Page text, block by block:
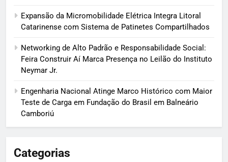
Expansão da Micromobilidade Elétrica Integra Litoral
Catarinense com Sistema de Patinetes Compartilhados
Networking de Alto Padrão e Responsabilidade Social:
Feira Construir Aí Marca Presença no Leilão do Instituto
Neymar Jr.
Engenharia Nacional Atinge Marco Histórico com Maior
Teste de Carga em Fundação do Brasil em Balneário
Camboriú
Categorias